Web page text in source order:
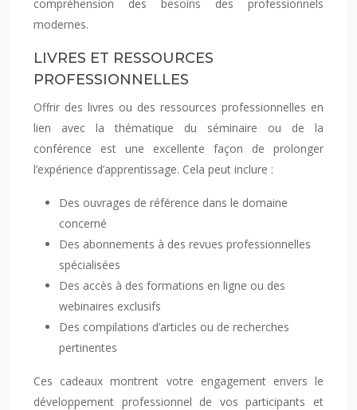
compréhension des besoins des professionnels
modernes.
LIVRES ET RESSOURCES
PROFESSIONNELLES
Offrir des livres ou des ressources professionnelles en
lien avec la thématique du séminaire ou de la
conférence est une excellente façon de prolonger
l’expérience d’apprentissage. Cela peut inclure :
Des ouvrages de référence dans le domaine
concerné
Des abonnements à des revues professionnelles
spécialisées
Des accès à des formations en ligne ou des
webinaires exclusifs
Des compilations d’articles ou de recherches
pertinentes
Ces cadeaux montrent votre engagement envers le
développement professionnel de vos participants et